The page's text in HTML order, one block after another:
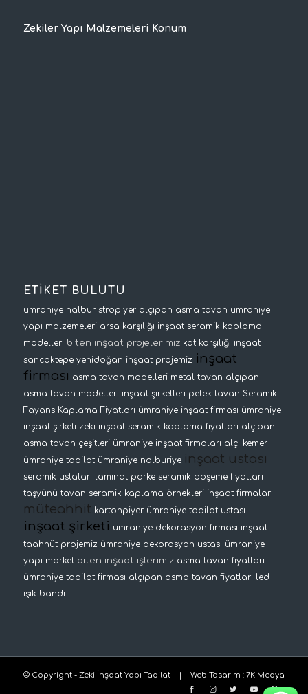
Zekiler Yapı Malzemeleri Konum
ETİKET BULUTU
ümraniye nalbur stropiyer alçıpan asma tavan ümraniye
yapı malzemeleri arsa karşılığı inşaat seramik kaplama
modelleri biten inşaat projelerimiz kat karşılığı inşaat
sancaktepe yenidoğan inşaat projemiz inşaat
firması asma tavan modelleri metal tavan alçıpan
asma tavan modelleri inşaat şirketleri petek tavan Seramik
Fayans Kaplama Fiyatları ümraniye inşaat firması ümraniye
inşaat şirketi zeki inşaat seramik kaplama fiyatları alçıpan
asma tavan çeşitleri ümraniye inşaat firmaları alçı kemer
ümraniye tadilat ümraniye nalburiye inşaat ustası
seramik ustaları laminat parke seramik döşeme fiyatları
taşyünü tavan seramik kaplama örnekleri inşaat firmaları
müteahhit kartonpiyer ümraniye tadilat ustası
inşaat şirketi ümraniye dekorasyon firması inşaat
taahhüt projemiz ümraniye dekorasyon ustası ümraniye
yapı market biten inşaat işlerimiz asma tavan fiyatları
ümraniye tadilat firması alçıpan asma tavan fiyatları led
ışık bandı
© Copyright - Zeki İnşaat Yapı Tadilat | Web Tasarım : 7K Medya